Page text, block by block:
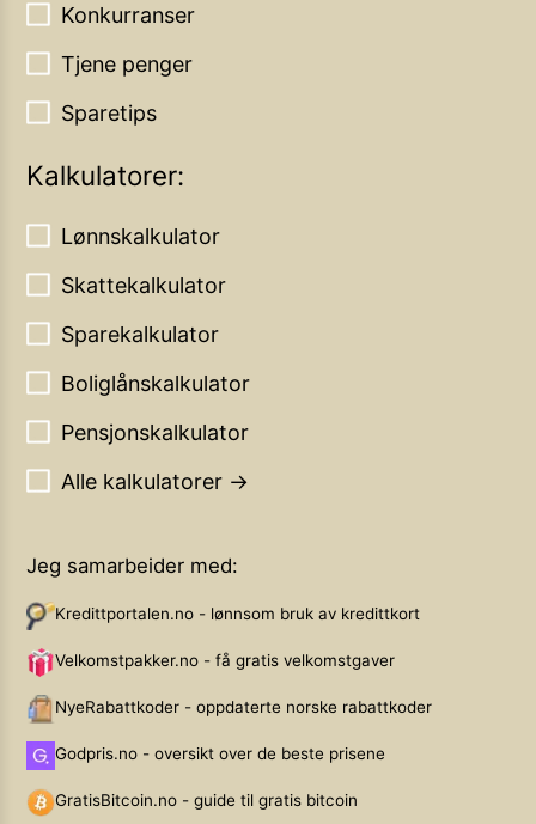
Konkurranser
Tjene penger
Sparetips
Kalkulatorer:
Lønnskalkulator
Skattekalkulator
Sparekalkulator
Boliglånskalkulator
Pensjonskalkulator
Alle kalkulatorer →
Jeg samarbeider med:
Kredittportalen.no - lønnsom bruk av kredittkort
Velkomstpakker.no - få gratis velkomstgaver
NyeRabattkoder - oppdaterte norske rabattkoder
Godpris.no - oversikt over de beste prisene
GratisBitcoin.no - guide til gratis bitcoin